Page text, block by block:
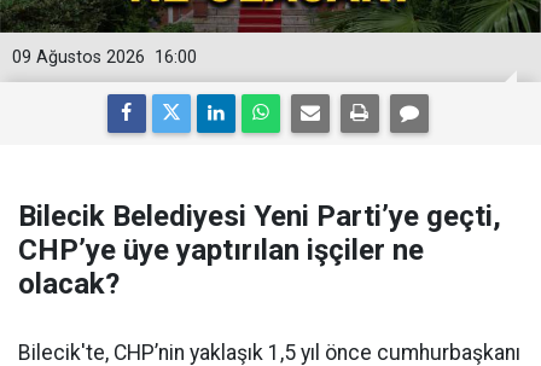
16:00
09 Ağustos 2026
Bilecik Belediyesi Yeni Parti’ye geçti,
CHP’ye üye yaptırılan işçiler ne
olacak?
Bilecik'te, CHP’nin yaklaşık 1,5 yıl önce cumhurbaşkanı